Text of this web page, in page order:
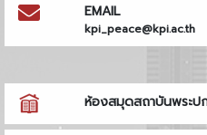
EMAIL
kpi_peace@kpi.ac.th
ห้องสมุดสถาบันพระป